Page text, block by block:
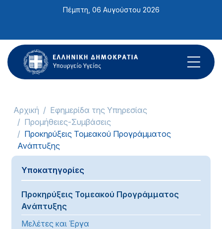
ιστότοπος
περιλαμβάνει
ένα
σύστημα
Πέμπτη, 06 Αυγούστου 2026
Αρχική
Εφημερίδα της Υπηρεσίας
Προμήθειες-Συμβάσεις
Προκηρύξεις Τομεακού Προγράμματος
Ανάπτυξης
Υποκατηγορίες
Προκηρύξεις Τομεακού Προγράμματος
Ανάπτυξης
Μελέτες και Έργα